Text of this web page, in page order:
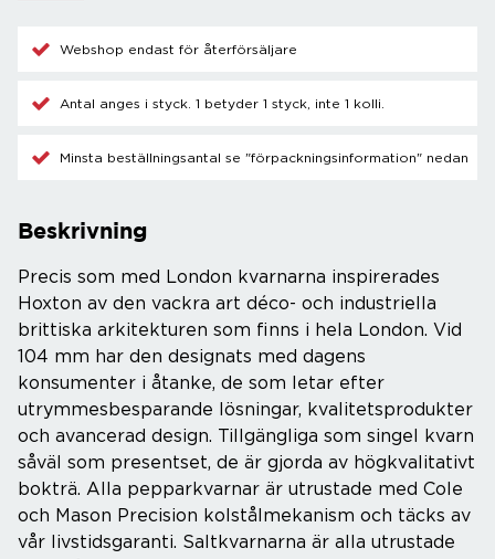
Webshop endast för återförsäljare
Antal anges i styck. 1 betyder 1 styck, inte 1 kolli.
Minsta beställningsantal se "förpackningsinformation" nedan
Beskrivning
Precis som med London kvarnarna inspirerades
Hoxton av den vackra art déco- och industriella
brittiska arkitekturen som finns i hela London. Vid
104 mm har den designats med dagens
konsumenter i åtanke, de som letar efter
utrymmesbesparande lösningar, kvalitetsprodukter
och avancerad design. Tillgängliga som singel kvarn
såväl som presentset, de är gjorda av högkvalitativt
bokträ. Alla pepparkvarnar är utrustade med Cole
och Mason Precision kolstålmekanism och täcks av
vår livstidsgaranti. Saltkvarnarna är alla utrustade